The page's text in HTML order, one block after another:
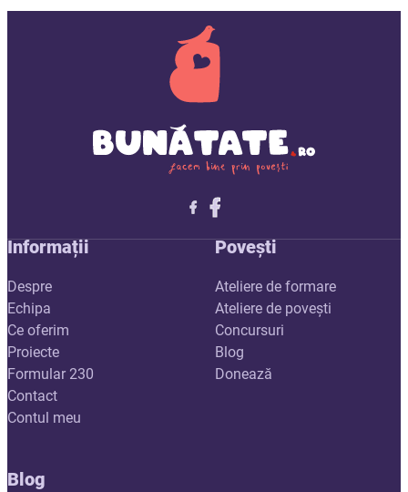
Follow me on X
Follow me on LinkedIn
Follow me on X
Informații
Despre
Echipa
Ce oferim
Proiecte
Formular 230
Contact
Contul meu
Povești
Ateliere de formare
Ateliere de povești
Concursuri
Blog
Donează
Blog